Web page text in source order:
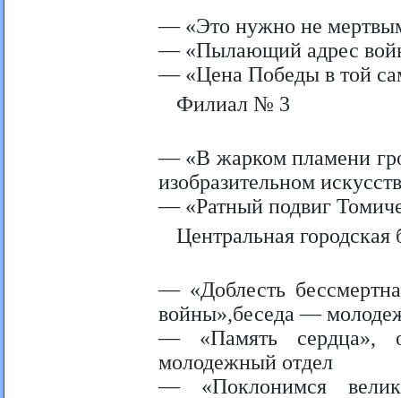
— «Это нужно не
— «Пылающий адрес
— «Цена Победы в той
Филиал № 3
— «В жарком пламени
изобразительном
— «Ратный подвиг
Центральная городская
— «Доблесть
войны»,беседа —
— «Память сердца»,
молодежный отдел
— «Поклонимся